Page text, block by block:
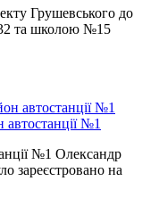
Грушевського до
та школою №15
№1
№1 Олександр
зареєстровано на